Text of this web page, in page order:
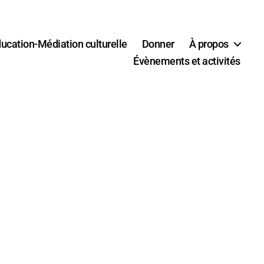
Médiation culturelle Donner
À propos
Évènements et activités